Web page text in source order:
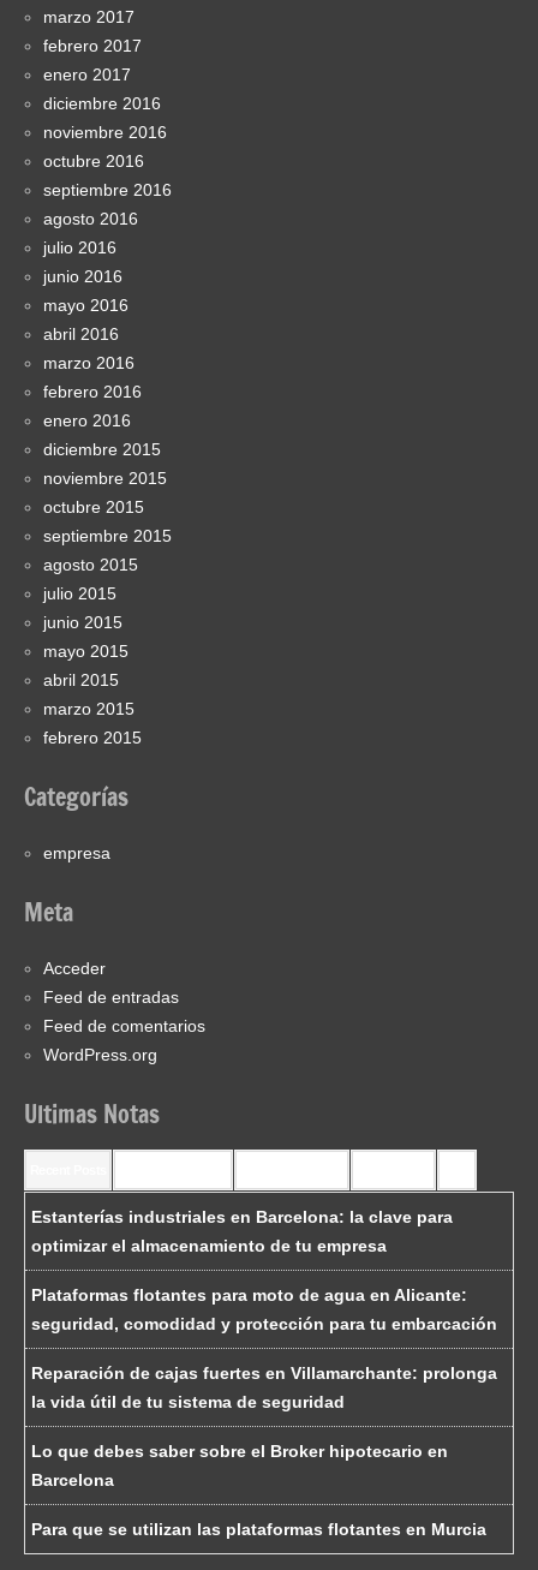
marzo 2017
febrero 2017
enero 2017
diciembre 2016
noviembre 2016
octubre 2016
septiembre 2016
agosto 2016
julio 2016
junio 2016
mayo 2016
abril 2016
marzo 2016
febrero 2016
enero 2016
diciembre 2015
noviembre 2015
octubre 2015
septiembre 2015
agosto 2015
julio 2015
junio 2015
mayo 2015
abril 2015
marzo 2015
febrero 2015
Categorías
empresa
Meta
Acceder
Feed de entradas
Feed de comentarios
WordPress.org
Ultimas Notas
Estanterías industriales en Barcelona: la clave para
optimizar el almacenamiento de tu empresa
Plataformas flotantes para moto de agua en Alicante:
seguridad, comodidad y protección para tu embarcación
Reparación de cajas fuertes en Villamarchante: prolonga
la vida útil de tu sistema de seguridad
Lo que debes saber sobre el Broker hipotecario en
Barcelona
Para que se utilizan las plataformas flotantes en Murcia